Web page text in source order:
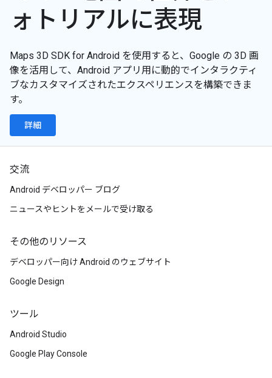
ォトリアルに表現
Maps 3D SDK for Android を使用すると、Google の 3D 画
像を活用して、Android アプリ用に動的でインタラクティ
ブなカスタマイズされたエクスペリエンスを構築できま
す。
詳細
交流
Android デベロッパー ブログ
ニュースやヒントをメールで受け取る
その他のリソース
デベロッパー向け Android のウェブサイト
Google Design
ツール
Android Studio
Google Play Console